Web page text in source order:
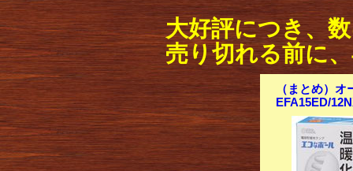
大好評につき、
売り切れる前に
（まとめ）
EFA15ED/